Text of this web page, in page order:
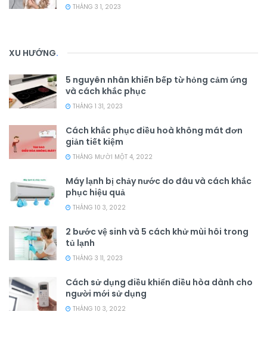
THÁNG 3 1, 2023
XU HƯỚNG.
5 nguyên nhân khiến bếp từ hỏng cảm ứng
và cách khắc phục
THÁNG 1 31, 2023
Cách khắc phục điều hoà không mát đơn
giản tiết kiệm
THÁNG MƯỜI MỘT 4, 2022
Máy lạnh bị chảy nước do đâu và cách khắc
phục hiệu quả
THÁNG 10 3, 2022
2 bước vệ sinh và 5 cách khử mùi hôi trong
tủ lạnh
THÁNG 3 11, 2023
Cách sử dụng điều khiển điều hòa dành cho
người mới sử dụng
THÁNG 10 3, 2022